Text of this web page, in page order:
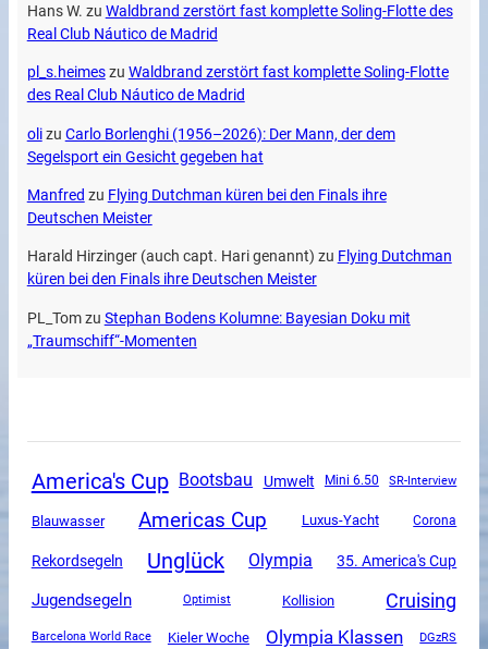
Hans W. zu Waldbrand zerstört fast komplette Soling-Flotte des
Real Club Náutico de Madrid
pl_s.heimeszu Waldbrand zerstört fast komplette Soling-Flotte
des Real Club Náutico de Madrid
olizu Carlo Borlenghi (1956–2026): Der Mann, der dem
Segelsport ein Gesicht gegeben hat
Manfred zu Flying Dutchman küren bei den Finals ihre
Deutschen Meister
Harald Hirzinger (auch capt. Hari genannt) zu Flying Dutchman
küren bei den Finals ihre Deutschen Meister
PL_Tomzu Stephan Bodens Kolumne: Bayesian Doku mit
„Traumschiff“-Momenten
America's Cup Bootsbau Umwelt Mini 6.50 SR-Interview
Blauwasser Americas Cup Luxus-Yacht Corona
Rekordsegeln Unglück Olympia 35. America's Cup
Jugendsegeln Optimist Kollision Cruising
Barcelona World Race Kieler Woche Olympia Klassen DGzRS